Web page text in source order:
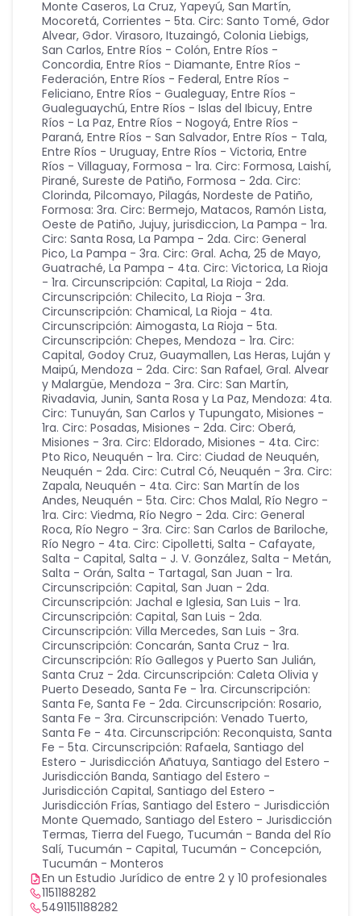
Monte Caseros, La Cruz, Yapeyú, San Martín,
Mocoretá, Corrientes - 5ta. Circ: Santo Tomé, Gdor
Alvear, Gdor. Virasoro, Ituzaingó, Colonia Liebigs,
San Carlos, Entre Ríos - Colón, Entre Ríos -
Concordia, Entre Ríos - Diamante, Entre Ríos -
Federación, Entre Ríos - Federal, Entre Ríos -
Feliciano, Entre Ríos - Gualeguay, Entre Ríos -
Gualeguaychú, Entre Ríos - Islas del Ibicuy, Entre
Ríos - La Paz, Entre Ríos - Nogoyá, Entre Ríos -
Paraná, Entre Ríos - San Salvador, Entre Ríos - Tala,
Entre Ríos - Uruguay, Entre Ríos - Victoria, Entre
Ríos - Villaguay, Formosa - 1ra. Circ: Formosa, Laishí,
Pirané, Sureste de Patiño, Formosa - 2da. Circ:
Clorinda, Pilcomayo, Pilagás, Nordeste de Patiño,
Formosa: 3ra. Circ: Bermejo, Matacos, Ramón Lista,
Oeste de Patiño, Jujuy, jurisdiccion, La Pampa - 1ra.
Circ: Santa Rosa, La Pampa - 2da. Circ: General
Pico, La Pampa - 3ra. Circ: Gral. Acha, 25 de Mayo,
Guatraché, La Pampa - 4ta. Circ: Victorica, La Rioja
- 1ra. Circunscripción: Capital, La Rioja - 2da.
Circunscripción: Chilecito, La Rioja - 3ra.
Circunscripción: Chamical, La Rioja - 4ta.
Circunscripción: Aimogasta, La Rioja - 5ta.
Circunscripción: Chepes, Mendoza - 1ra. Circ:
Capital, Godoy Cruz, Guaymallen, Las Heras, Luján y
Maipú, Mendoza - 2da. Circ: San Rafael, Gral. Alvear
y Malargüe, Mendoza - 3ra. Circ: San Martín,
Rivadavia, Junin, Santa Rosa y La Paz, Mendoza: 4ta.
Circ: Tunuyán, San Carlos y Tupungato, Misiones -
1ra. Circ: Posadas, Misiones - 2da. Circ: Oberá,
Misiones - 3ra. Circ: Eldorado, Misiones - 4ta. Circ:
Pto Rico, Neuquén - 1ra. Circ: Ciudad de Neuquén,
Neuquén - 2da. Circ: Cutral Có, Neuquén - 3ra. Circ:
Zapala, Neuquén - 4ta. Circ: San Martín de los
Andes, Neuquén - 5ta. Circ: Chos Malal, Río Negro -
1ra. Circ: Viedma, Río Negro - 2da. Circ: General
Roca, Río Negro - 3ra. Circ: San Carlos de Bariloche,
Río Negro - 4ta. Circ: Cipolletti, Salta - Cafayate,
Salta - Capital, Salta - J. V. González, Salta - Metán,
Salta - Orán, Salta - Tartagal, San Juan - 1ra.
Circunscripción: Capital, San Juan - 2da.
Circunscripción: Jachal e Iglesia, San Luis - 1ra.
Circunscripción: Capital, San Luis - 2da.
Circunscripción: Villa Mercedes, San Luis - 3ra.
Circunscripción: Concarán, Santa Cruz - 1ra.
Circunscripción: Río Gallegos y Puerto San Julián,
Santa Cruz - 2da. Circunscripción: Caleta Olivia y
Puerto Deseado, Santa Fe - 1ra. Circunscripción:
Santa Fe, Santa Fe - 2da. Circunscripción: Rosario,
Santa Fe - 3ra. Circunscripción: Venado Tuerto,
Santa Fe - 4ta. Circunscripción: Reconquista, Santa
Fe - 5ta. Circunscripción: Rafaela, Santiago del
Estero - Jurisdicción Añatuya, Santiago del Estero -
Jurisdicción Banda, Santiago del Estero -
Jurisdicción Capital, Santiago del Estero -
Jurisdicción Frías, Santiago del Estero - Jurisdicción
Monte Quemado, Santiago del Estero - Jurisdicción
Termas, Tierra del Fuego, Tucumán - Banda del Río
Salí, Tucumán - Capital, Tucumán - Concepción,
Tucumán - Monteros
En un Estudio Jurídico de entre 2 y 10 profesionales
1151188282
5491151188282